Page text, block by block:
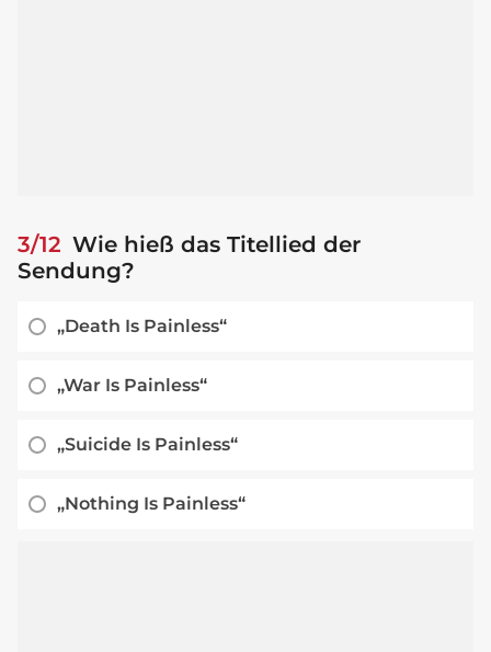
3/12 Wie hieß das Titellied der
Sendung?
„Death Is Painless“
„War Is Painless“
„Suicide Is Painless“
„Nothing Is Painless“